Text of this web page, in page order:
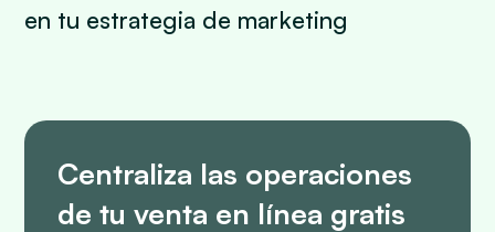
en tu estrategia de marketing
Centraliza las operaciones
de tu venta en línea gratis